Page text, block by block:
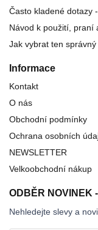
Často kladené dotazy
Návod k použití, praní
Jak vybrat ten
Informace
Kontakt
O nás
Obchodní podmínky
Ochrana osobních
NEWSLETTER
Velkoobchodní nákup
ODBĚR NOVINEK
Nehledejte slevy a